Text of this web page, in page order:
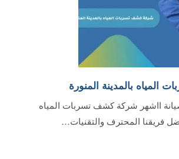
بالمدينة المنورة
ااشهر شركة كشف تسربات المياه
فريقنا المحترف والتقنيات…